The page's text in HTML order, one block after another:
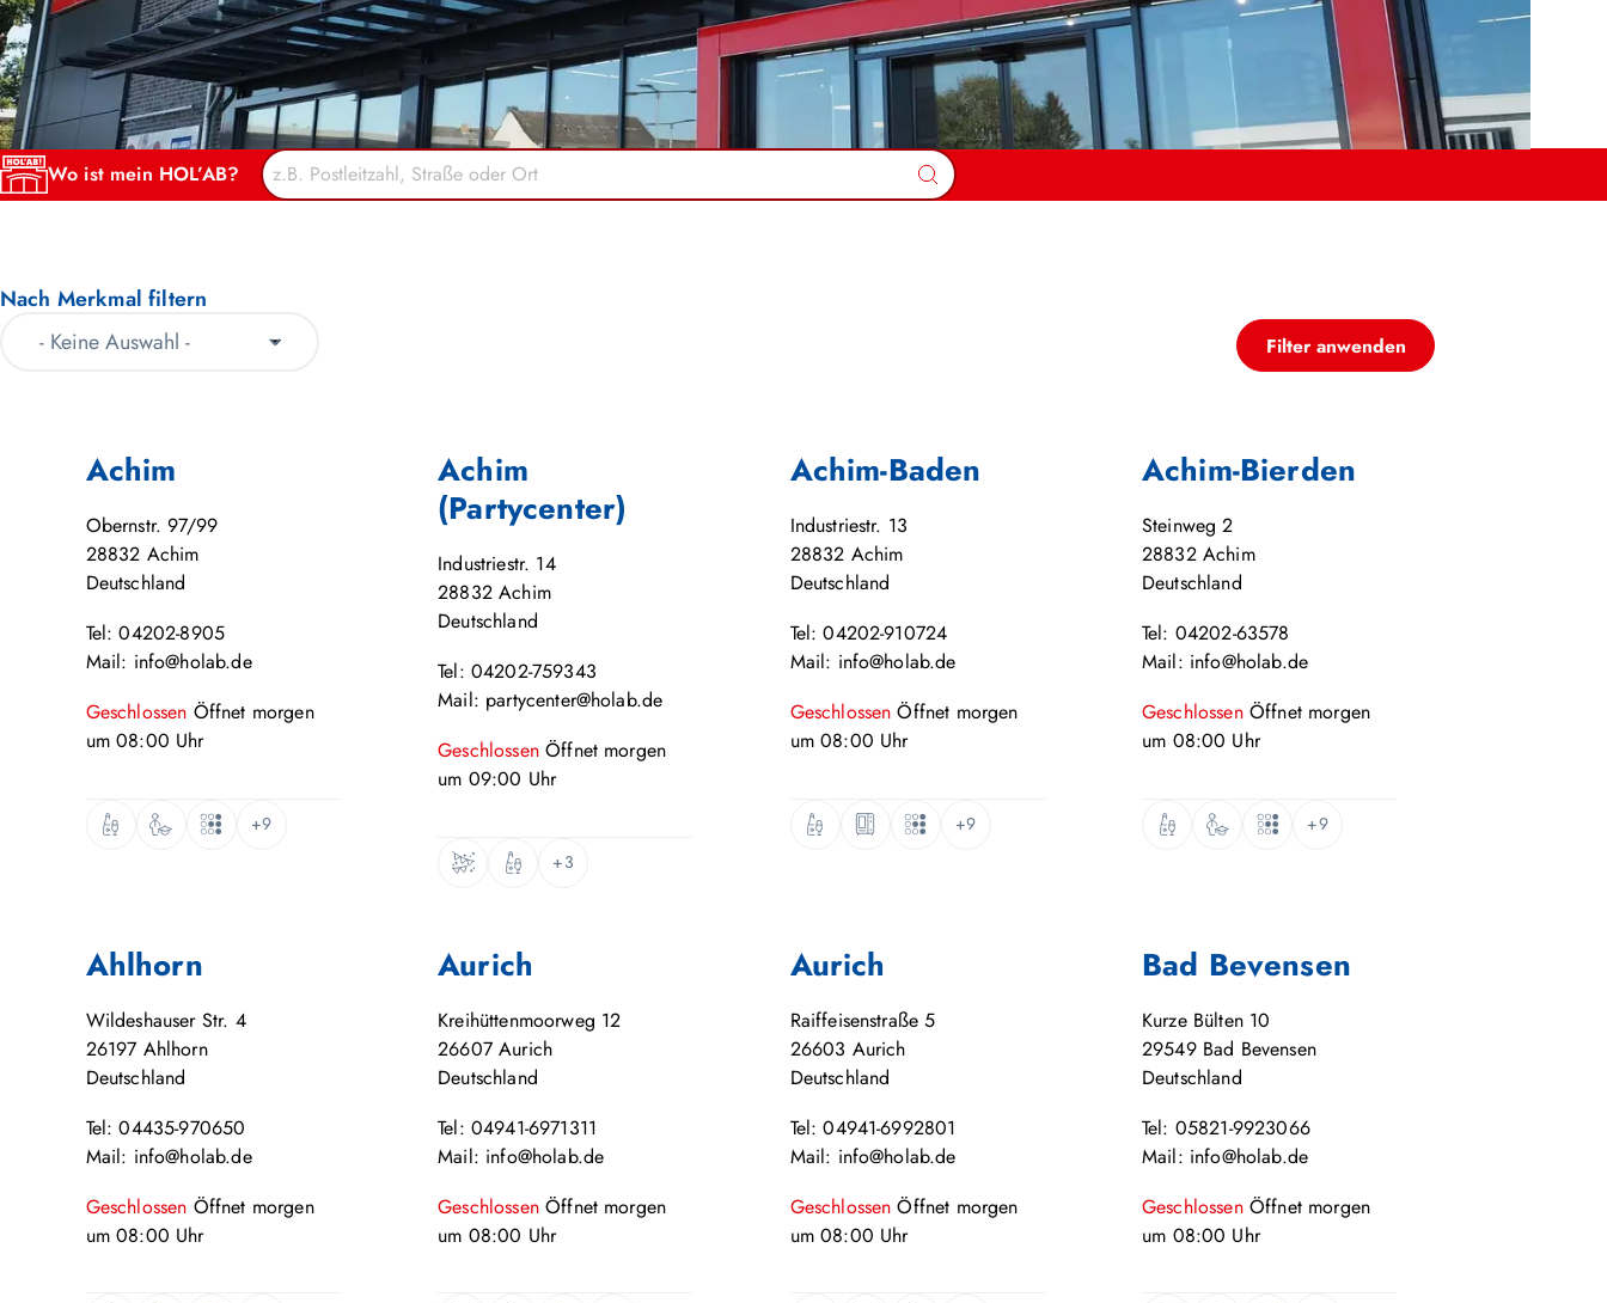
Wo ist mein HOL’AB? Suchen
Nach Merkmal filtern
Filter anwenden
Achim
Obernstr. 97/99
28832 Achim
Deutschland
Tel: 04202-8905
Mail: info@holab.de
Geschlossen Öffnet morgen
um08:00 Uhr
+9
Achim
(Partycenter)
Industriestr. 14
28832 Achim
Deutschland
Tel: 04202-759343
Mail: partycenter@holab.de
GeschlossenÖffnet morgen
um 09:00 Uhr
+3
Achim-Baden
Industriestr. 13
28832 Achim
Deutschland
Tel: 04202-910724
Mail: info@holab.de
GeschlossenÖffnet morgen
um08:00 Uhr
+9
Achim-Bierden
Steinweg 2
28832 Achim
Deutschland
Tel: 04202-63578
Mail: info@holab.de
Geschlossen Öffnet morgen
um 08:00 Uhr
+9
Ahlhorn
Wildeshauser Str. 4
26197 Ahlhorn
Deutschland
Tel: 04435-970650
Mail: info@holab.de
Geschlossen Öffnet morgen
um08:00 Uhr
Aurich
Kreihüttenmoorweg 12
26607 Aurich
Deutschland
Tel: 04941-6971311
Mail: info@holab.de
GeschlossenÖffnet morgen
um 08:00 Uhr
Aurich
Raiffeisenstraße 5
26603 Aurich
Deutschland
Tel: 04941-6992801
Mail: info@holab.de
GeschlossenÖffnet morgen
um08:00 Uhr
Bad Bevensen
Kurze Bülten 10
29549 Bad Bevensen
Deutschland
Tel: 05821-9923066
Mail: info@holab.de
Geschlossen Öffnet morgen
um 08:00 Uhr